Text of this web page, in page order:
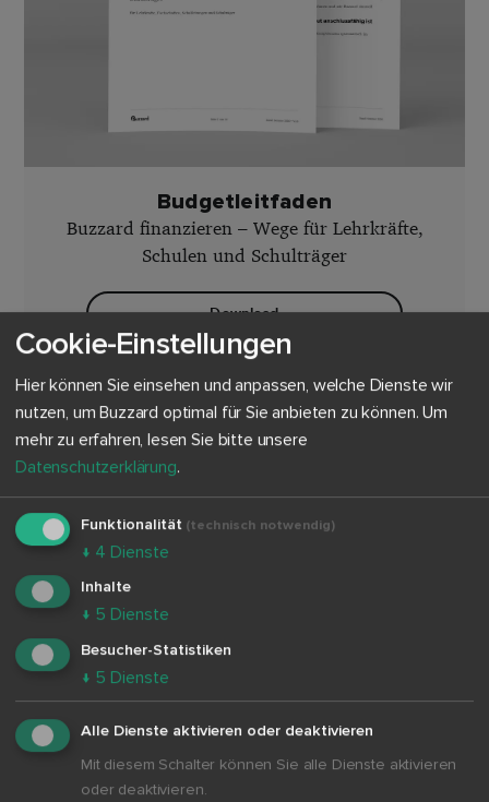
Budgetleitfaden
Buzzard finanzieren – Wege für Lehrkräfte,
Schulen und Schulträger
Download
Ausfüllhilfe
Planungsunterlagen.
Cookie-Einstellungen
Hier können Sie einsehen und anpassen, welche Dienste wir
nutzen, um Buzzard optimal für Sie anbieten zu können. Um
mehr zu erfahren, lesen Sie bitte unsere
Datenschutzerklärung.
Funktionalität (technisch notwendig)
↓ 4 Dienste
Inhalte
↓ 5 Dienste
Besucher-Statistiken
↓ 5 Dienste
Alle Dienste aktivieren oder deaktivieren
Mit diesem Schalter können Sie alle Dienste aktivieren
oder deaktivieren.